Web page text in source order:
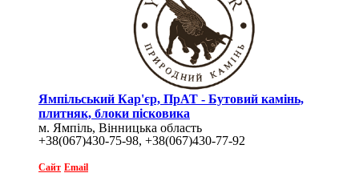
Ямпільський Кар'єр, ПрАТ - Бутовий камінь,
плитняк, блоки пісковика
м. Ямпіль, Вінницька область
+38(067)430-75-98, +38(067)430-77-92
Сайт Email